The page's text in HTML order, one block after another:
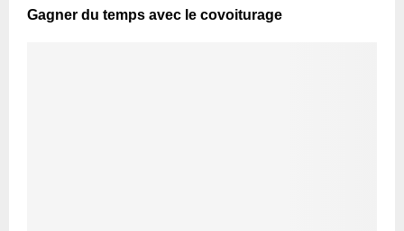
Gagner du temps avec le covoiturage